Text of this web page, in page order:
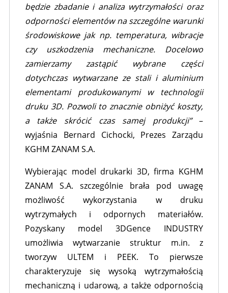
będzie zbadanie i analiza wytrzymałości oraz
odporności elementów na szczególne warunki
środowiskowe jak np. temperatura, wibracje
czy uszkodzenia mechaniczne. Docelowo
zamierzamy zastąpić wybrane części
dotychczas wytwarzane ze stali i aluminium
elementami produkowanymi w technologii
druku 3D. Pozwoli to znacznie obniżyć koszty,
a także skrócić czas samej produkcji”–
wyjaśnia Bernard Cichocki, Prezes Zarządu
KGHM ZANAM S.A.
Wybierając model drukarki 3D, firma KGHM
ZANAM S.A. szczególnie brała pod uwagę
możliwość wykorzystania w druku
wytrzymałych i odpornych materiałów.
Pozyskany model 3DGence INDUSTRY
umożliwia wytwarzanie struktur m.in. z
tworzyw ULTEM i PEEK. To pierwsze
charakteryzuje się wysoką wytrzymałością
mechaniczną i udarową, a także odpornością